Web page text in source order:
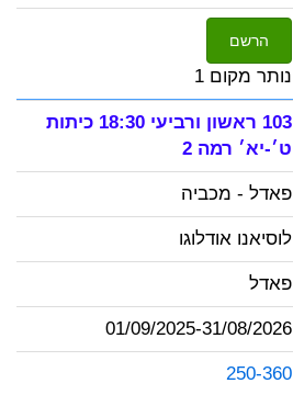
הרשם
נותר מקום 1
103 ראשון ורביעי 18:30 כיתות
ט׳-יא׳ רמה 2
פאדל - מכביה
לוסיאנו אודלוגו
פאדל
01/09/2025-31/08/2026
250-360